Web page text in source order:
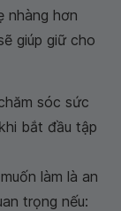
nhàng hơn
giúp giữ cho
sóc sức
bắt đầu tập
làm là an
trọng nếu: